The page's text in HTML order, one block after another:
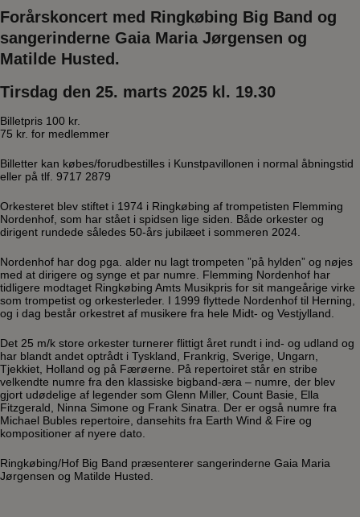
Forårskoncert med Ringkøbing Big Band og
sangerinderne Gaia Maria Jørgensen og
Matilde Husted.
Tirsdag den 25. marts 2025 kl. 19.30
Billetpris 100 kr.
75 kr. for medlemmer
Billetter kan købes/forudbestilles i Kunstpavillonen i normal åbningstid
eller på tlf. 9717 2879
Orkesteret blev stiftet i 1974 i Ringkøbing af trompetisten Flemming
Nordenhof, som har stået i spidsen lige siden. Både orkester og
dirigent rundede således 50-års jubilæet i sommeren 2024.
Nordenhof har dog pga. alder nu lagt trompeten ”på hylden” og nøjes
med at dirigere og synge et par numre. Flemming Nordenhof har
tidligere modtaget Ringkøbing Amts Musikpris for sit mangeårige virke
som trompetist og orkesterleder. I 1999 flyttede Nordenhof til Herning,
og i dag består orkestret af musikere fra hele Midt- og Vestjylland.
Det 25 m/k store orkester turnerer flittigt året rundt i ind- og udland og
har blandt andet optrådt i Tyskland, Frankrig, Sverige, Ungarn,
Tjekkiet, Holland og på Færøerne. På repertoiret står en stribe
velkendte numre fra den klassiske bigband-æra – numre, der blev
gjort udødelige af legender som Glenn Miller, Count Basie, Ella
Fitzgerald, Ninna Simone og Frank Sinatra. Der er også numre fra
Michael Bubles repertoire, dansehits fra Earth Wind & Fire og
kompositioner af nyere dato.
Ringkøbing/Hof Big Band præsenterer sangerinderne Gaia Maria
Jørgensen og Matilde Husted.